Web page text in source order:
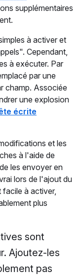
supplémentaires
à activer et
Cependant,
à exécuter. Par
par une
champ. Associée
une explosion
écrite
et les
à l'aide de
les envoyer en
lors de l'ajout du
à activer,
plus
sont
Ajoutez-les
pas